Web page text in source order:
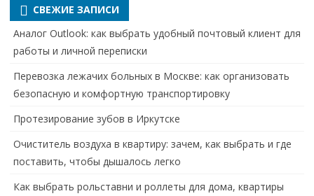
СВЕЖИЕ ЗАПИСИ
Аналог Outlook: как выбрать удобный почтовый клиент для
работы и личной переписки
Перевозка лежачих больных в Москве: как организовать
безопасную и комфортную транспортировку
Протезирование зубов в Иркутске
Очиститель воздуха в квартиру: зачем, как выбрать и где
поставить, чтобы дышалось легко
Как выбрать рольставни и роллеты для дома, квартиры